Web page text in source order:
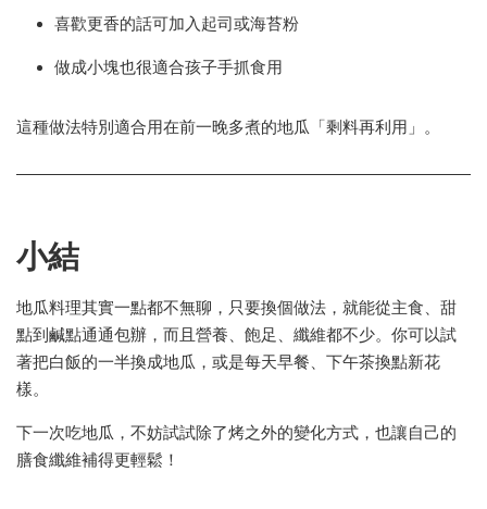
喜歡更香的話可加入起司或海苔粉
做成小塊也很適合孩子手抓食用
這種做法特別適合用在前一晚多煮的地瓜「剩料再利用」。
小結
地瓜料理其實一點都不無聊，只要換個做法，就能從主食、甜
點到鹹點通通包辦，而且營養、飽足、纖維都不少。你可以試
著把白飯的一半換成地瓜，或是每天早餐、下午茶換點新花
樣。
下一次吃地瓜，不妨試試除了烤之外的變化方式，也讓自己的
膳食纖維補得更輕鬆！